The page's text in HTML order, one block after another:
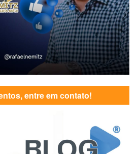
entre em contato!